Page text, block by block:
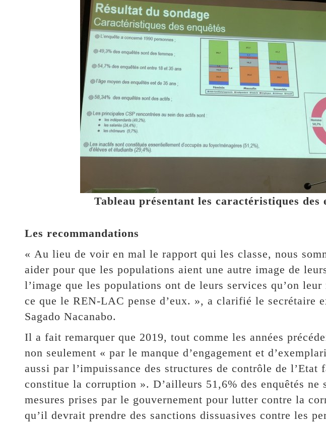
Tableau présentant les caractéristiques des
Les recommandations
« Au lieu de voir en mal le rapport qui les classe, nous
aider pour que les populations aient une autre image de
l’image que les populations ont de leurs services qu’on leur
ce que le REN-LAC pense d’eux. », a clarifié le secrétaire
Sagado Nacanabo.
Il a fait remarquer que 2019, tout comme les années
non seulement « par le manque d’engagement et
aussi par l’impuissance des structures de contrôle de l’Etat
constitue la corruption ». D’ailleurs 51,6% des enquêtés ne
mesures prises par le gouvernement pour lutter contre la
qu’il devrait prendre des sanctions dissuasives contre les